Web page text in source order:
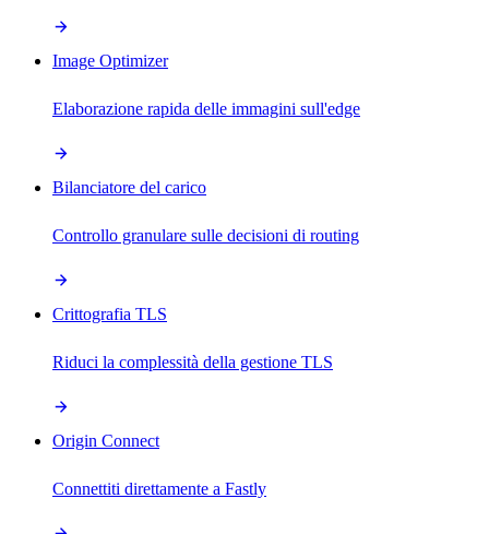
Image Optimizer
Elaborazione rapida delle immagini sull'edge
Bilanciatore del carico
Controllo granulare sulle decisioni di routing
Crittografia TLS
Riduci la complessità della gestione TLS
Origin Connect
Connettiti direttamente a Fastly